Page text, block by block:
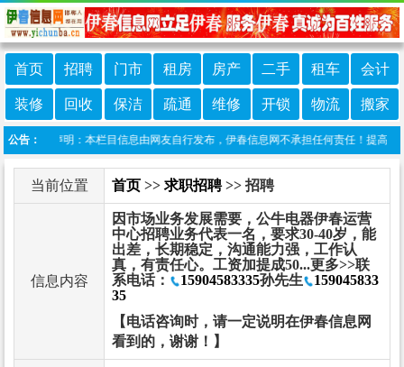
首页 招聘 门市 租房 房产 二手 租车 会计
装修 回收 保洁 疏通 维修 开锁 物流 搬家
公告：免责声明：本栏目信息由网友自行发布，伊春信息网不承担任何责任！提高警
当前位置 首页 >> 求职招聘>> 招聘
信息内容
因市场业务发展需要，公牛电器伊春运营
中心招聘业务代表一名，要求30-40岁，能
出差，长期稳定，沟通能力强，工作认
真，有责任心。工资加提成50...更多>>联
系电话：
15904583335孙先生
159045833
35
【电话咨询时，请一定说明在伊春信息网
看到的，谢谢！】